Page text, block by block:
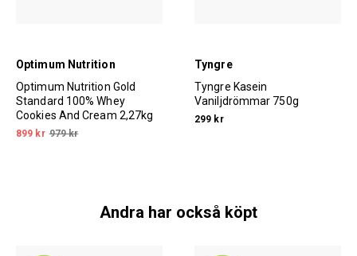
Optimum Nutrition
Optimum Nutrition Gold
Standard 100% Whey
Cookies And Cream 2,27kg
899 kr 979 kr
Tyngre
Tyngre Kasein
Vaniljdrömmar 750g
299 kr
Andra har också köpt